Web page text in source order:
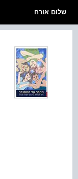
שלום אורח